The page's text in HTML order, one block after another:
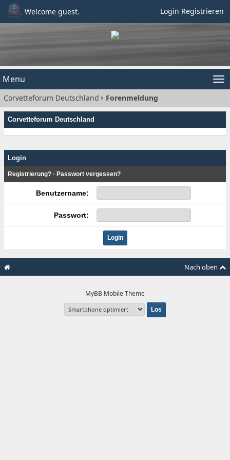
Welcome guest. Login Registrieren
Menu
Corvetteforum Deutschland Forenmeldung
Corvetteforum Deutschland
Login
Registrierung? · Passwort vergessen?
Benutzername:
Passwort:
Nach oben
MyBB Mobile Theme